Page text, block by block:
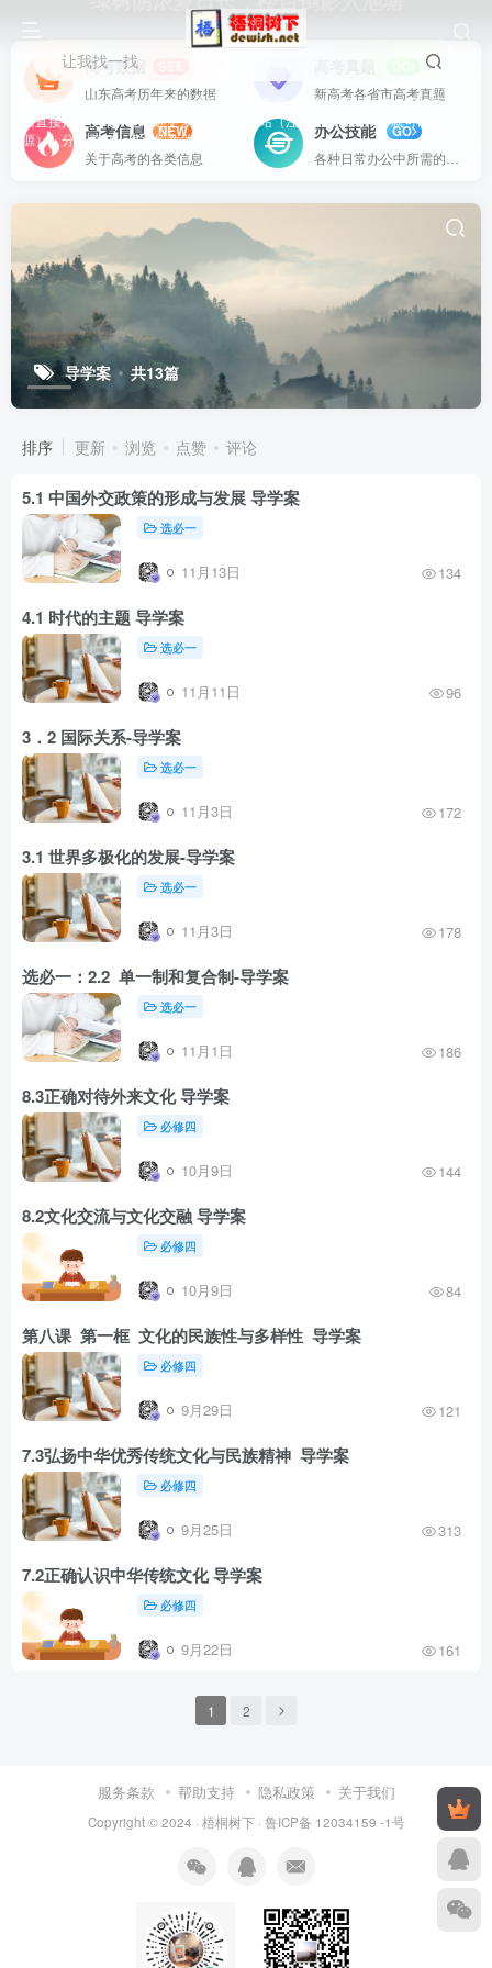
让我找一找
站内资源基本上都是一线教学实际使用的资源，配有WORD版本，可以下载
后直接打印使用。也欢迎更多老师加盟网站（注册登录成为用户就可以发布资
源），分享更好、更多的教学资源。
高考数据
山东高考历年来的数据
新高考各省市高考真题
高考信息
NEW
关于高考的各类信息
办公技能
GO
导学案 共13篇
排序 更新 浏览 点赞 评论
5.1 中国外交政策的形成与发展 导学案
选必一
11月13日 134
4.1 时代的主题 导学案
选必一
11月11日 96
3．2 国际关系-导学案
选必一
11月3日 172
3.1 世界多极化的发展-导学案
选必一
11月3日 178
选必一：2.2 单一制和复合制-导学案
选必一
11月1日 186
8.3正确对待外来文化 导学案
必修四
10月9日 144
8.2文化交流与文化交融 导学案
必修四
10月9日 84
第八课 第一框 文化的民族性与多样性 导学案
必修四
9月29日 121
7.3弘扬中华优秀传统文化与民族精神 导学案
必修四
9月25日 313
7.2正确认识中华传统文化 导学案
必修四
9月22日 161
1 2
服务条款 帮助支持 隐私政策 关于我们
Copyright © 2024 · 梧桐树下· 鲁ICP备 12034159 -1号